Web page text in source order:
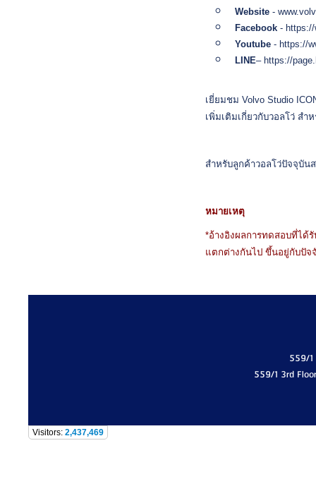
Website-
Facebook-
Youtube- https://
LINE– https://
เยี่ยมชม Volvo Studio
เพิ่มเติมเกี่ยวกับวอลโว่ สำ
สำหรับลูกค้าวอลโว่ปัจจุบัน
หมายเหตุ
*อ้างอิงผลการทดสอบที่ได้
แตกต่างกันไป ขึ้นอยู่กับปัจ
559/
559/1 3rd
Visitors: 2,437,469